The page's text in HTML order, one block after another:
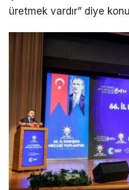
üretmek vardır” diye